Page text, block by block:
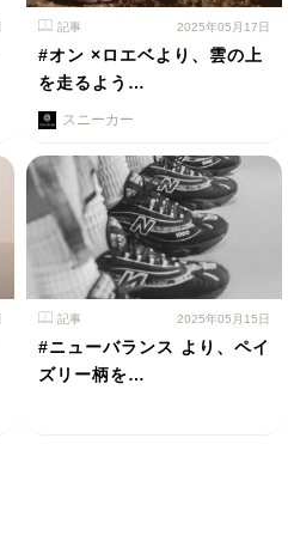
記事 2025年05月17日
#オン ×ロエベより、雲の上
を走るよう…
スニーカー
記事 2025年05月15日
#ニューバランス より、ペイ
ズリー柄を…